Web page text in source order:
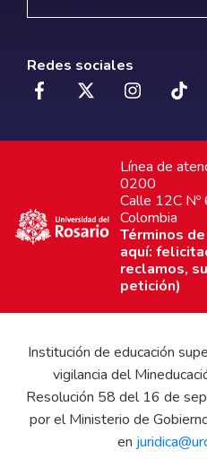
Redes sociales
Línea de
0200
Calle 12C
Colombia
Términos
aquí:
reclamos,
petición)
Institución de educación
vigilancia del
Resolución 58 del 16 de
por el Ministerio de
en